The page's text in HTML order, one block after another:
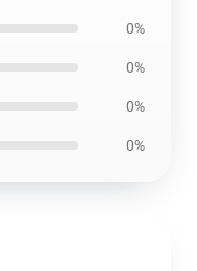
0%
0%
0%
0%